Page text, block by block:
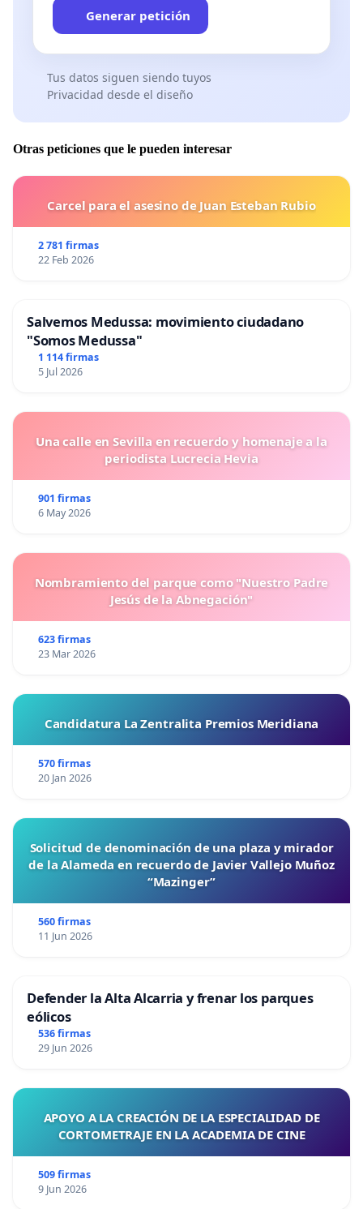
Generar petición
Tus datos siguen siendo tuyos
Privacidad desde el diseño
Otras peticiones que le pueden interesar
Carcel para el asesino de Juan Esteban Rubio
2 781 firmas
22 Feb 2026
Salvemos Medussa: movimiento ciudadano
"Somos Medussa"
1 114 firmas
5 Jul 2026
Una calle en Sevilla en recuerdo y homenaje a la
periodista Lucrecia Hevia
901 firmas
6 May 2026
Nombramiento del parque como "Nuestro Padre
Jesús de la Abnegación"
623 firmas
23 Mar 2026
Candidatura La Zentralita Premios Meridiana
570 firmas
20 Jan 2026
Solicitud de denominación de una plaza y mirador
de la Alameda en recuerdo de Javier Vallejo Muñoz
“Mazinger”
560 firmas
11 Jun 2026
Defender la Alta Alcarria y frenar los parques
eólicos
536 firmas
29 Jun 2026
APOYO A LA CREACIÓN DE LA ESPECIALIDAD DE
CORTOMETRAJE EN LA ACADEMIA DE CINE
509 firmas
9 Jun 2026